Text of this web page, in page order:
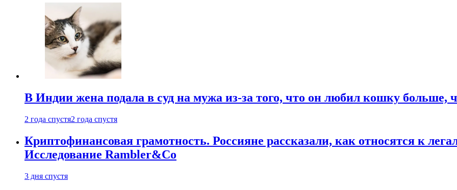
В Индии жена подала в суд на мужа из-за того, что он любил кошку больше,
2 года спустя2 года спустя
Криптофинансовая грамотность. Россияне рассказали, как относятся к
Исследование Rambler&Co
3 дня спустя